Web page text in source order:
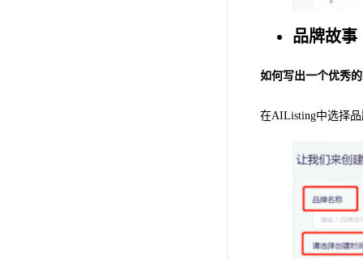
品牌故事
如何写出一个优秀
在AIListing中选择